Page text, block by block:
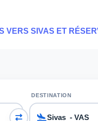
VERS SIVAS ET
DESTINATION